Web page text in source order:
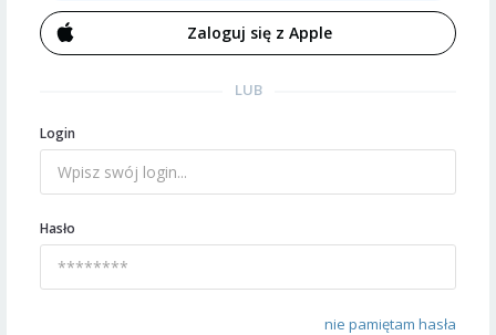
Zaloguj się z Apple
LUB
Login
Hasło
nie pamiętam hasła